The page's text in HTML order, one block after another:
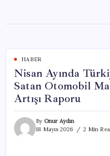
content
HABER
Nisan Ayında
Satan Otomobil
Artışı Raporu
By Onur Aydın
18 Mayıs 2026
2 Min